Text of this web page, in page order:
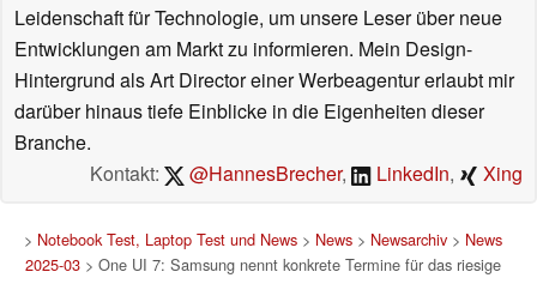
Leidenschaft für Technologie, um unsere Leser über neue
Entwicklungen am Markt zu informieren. Mein Design-
Hintergrund als Art Director einer Werbeagentur erlaubt mir
darüber hinaus tiefe Einblicke in die Eigenheiten dieser
Branche.
Kontakt:
@HannesBrecher, LinkedIn, Xing
> Notebook Test, Laptop Test und News> News> Newsarchiv> News
2025-03> One UI 7: Samsung nennt konkrete Termine für das riesige